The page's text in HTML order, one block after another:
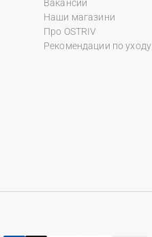
Вакансии
Наши магазини
Про OSTRIV
Рекомендации по уходу